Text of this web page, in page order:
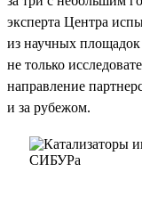
эксперта Центра
из научных
не только
направление
и за рубежом.